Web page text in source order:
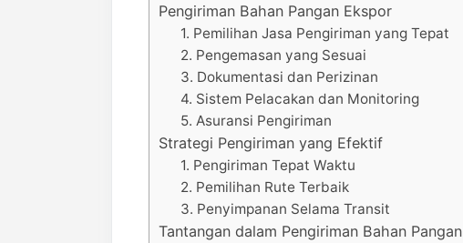
Pengiriman Bahan Pangan Ekspor
1. Pemilihan Jasa Pengiriman yang Tepat
2. Pengemasan yang Sesuai
3. Dokumentasi dan Perizinan
4. Sistem Pelacakan dan Monitoring
5. Asuransi Pengiriman
Strategi Pengiriman yang Efektif
1. Pengiriman Tepat Waktu
2. Pemilihan Rute Terbaik
3. Penyimpanan Selama Transit
Tantangan dalam Pengiriman Bahan Pangan